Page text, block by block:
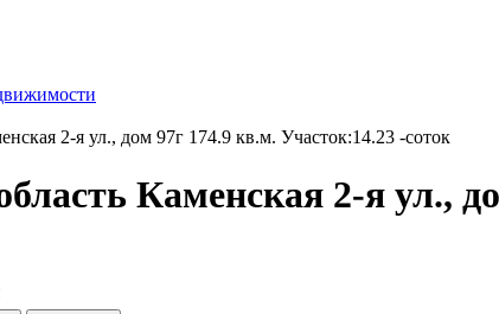
2-я ул., дом 97г 174.9 кв.м. Участок:14.23 -соток
Каменская 2-я ул.,